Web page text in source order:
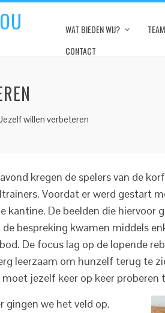
WAT BIEDEN WIJ?
CONTACT
willen verbeteren
kregen de spelers van de
Voordat er werd gestart
kantine. De beelden die hiervoor
bespreking kwamen middels
De focus lag op de lopende
leerzaam om hunzelf terug te
jezelf keer op keer proberen
gingen we het veld op.